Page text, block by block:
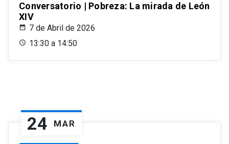
Conversatorio | Pobreza: La mirada de León
XIV
7 de Abril de 2026
13:30 a 14:50
24 MAR